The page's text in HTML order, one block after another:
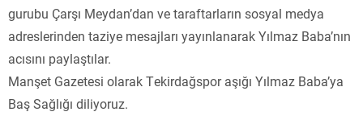
gurubu Çarşı Meydan’dan ve taraftarların sosyal medya
adreslerinden taziye mesajları yayınlanarak Yılmaz Baba’nın
acısını paylaştılar.
Manşet Gazetesi olarak Tekirdağspor aşığı Yılmaz Baba’ya
Baş Sağlığı diliyoruz.